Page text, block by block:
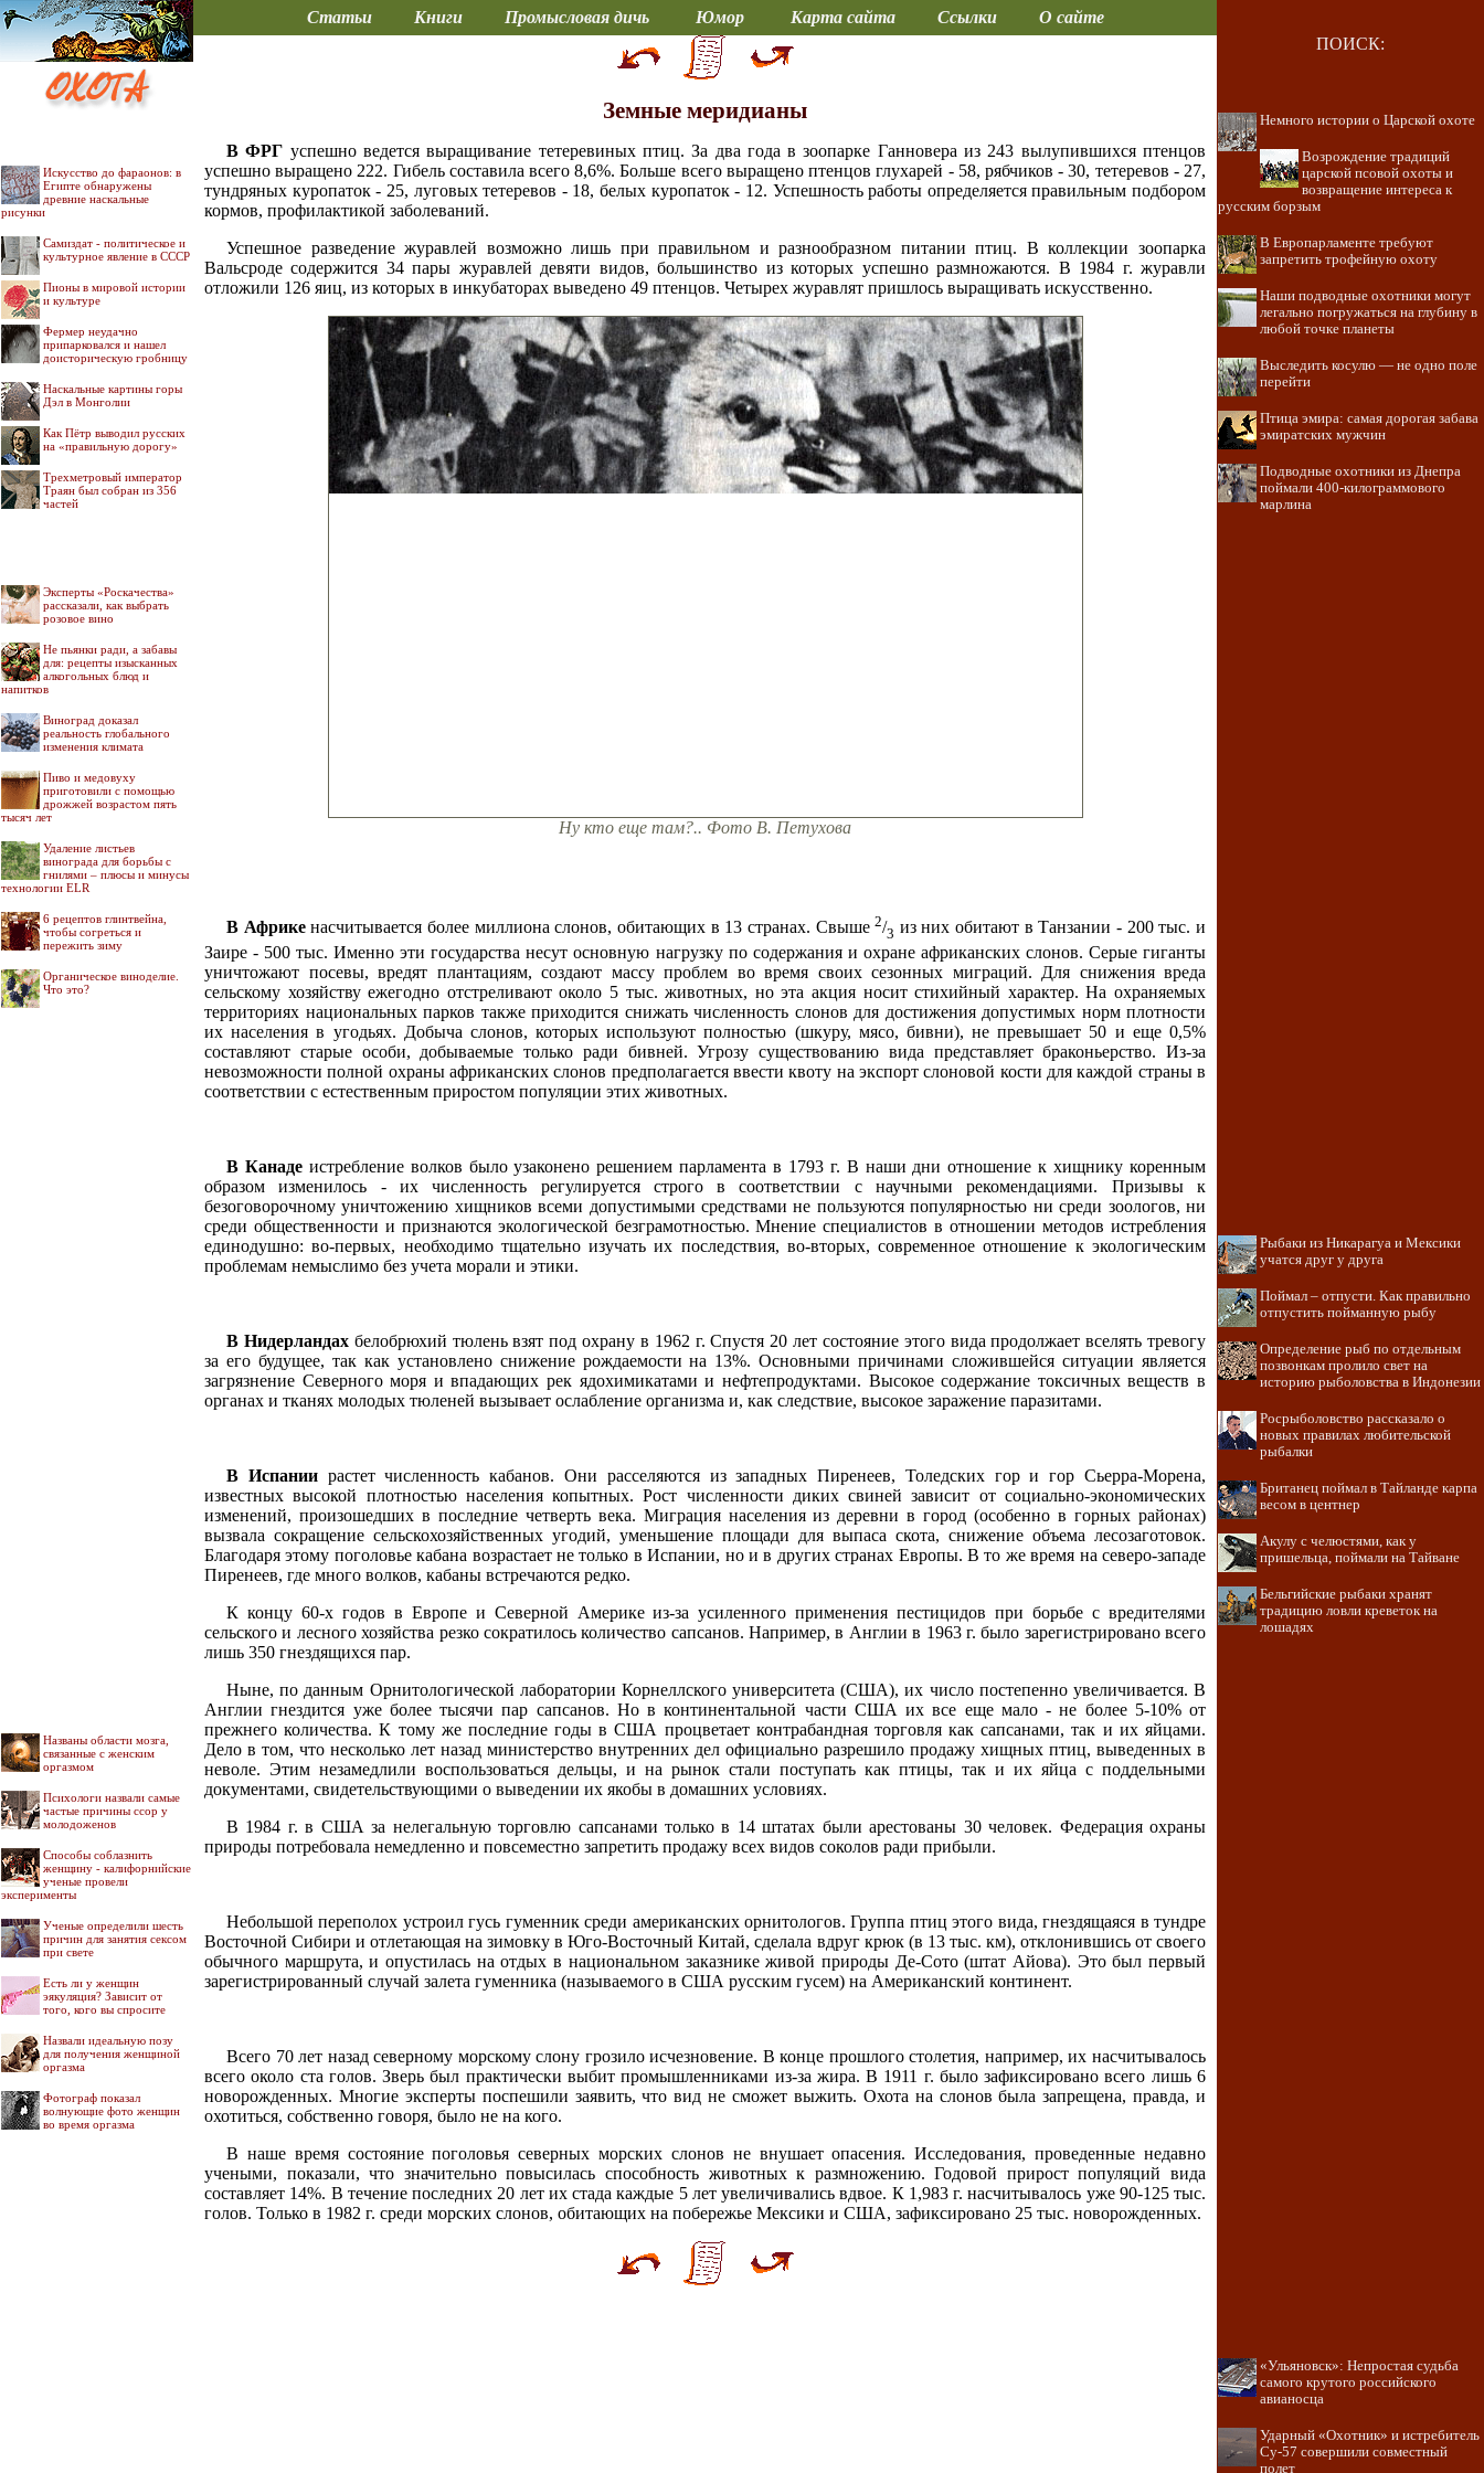
Статьи Книги Промысловая дичь Юмор Карта сайта Ссылки О сайте
Искусство до фараонов: в
Египте обнаружены
древние наскальные
рисунки
Самиздат - политическое и
культурное явление в СССР
Пионы в мировой истории
и культуре
Фермер неудачно
припарковался и нашел
доисторическую гробницу
Наскальные картины горы
Дэл в Монголии
Как Пётр выводил русских
на «правильную дорогу»
Трехметровый император
Траян был собран из 356
частей
Эксперты «Роскачества»
рассказали, как выбрать
розовое вино
Не пьянки ради, а забавы
для: рецепты изысканных
алкогольных блюд и
напитков
Виноград доказал
реальность глобального
изменения климата
Пиво и медовуху
приготовили с помощью
дрожжей возрастом пять
тысяч лет
Удаление листьев
винограда для борьбы с
гнилями – плюсы и минусы
технологии ELR
6 рецептов глинтвейна,
чтобы согреться и
пережить зиму
Органическое виноделие.
Что это?
Названы области мозга,
связанные с женским
оргазмом
Психологи назвали самые
частые причины ссор у
молодоженов
Способы соблазнить
женщину - калифорнийские
ученые провели
эксперименты
Ученые определили шесть
причин для занятия сексом
при свете
Есть ли у женщин
эякуляция? Зависит от
того, кого вы спросите
Назвали идеальную позу
для получения женщиной
оргазма
Фотограф показал
волнующие фото женщин
во время оргазма
Земные меридианы
В ФРГ успешно ведется выращивание тетеревиных птиц. За два года в зоопарке Ганновера из 243 вылупившихся птенцов
успешно выращено 222. Гибель составила всего 8,6%. Больше всего выращено птенцов глухарей - 58, рябчиков - 30, тетеревов - 27,
тундряных куропаток - 25, луговых тетеревов - 18, белых куропаток - 12. Успешность работы определяется правильным подбором
кормов, профилактикой заболеваний.
Успешное разведение журавлей возможно лишь при правильном и разнообразном питании птиц. В коллекции зоопарка
Вальсроде содержится 34 пары журавлей девяти видов, большинство из которых успешно размножаются. В 1984 г. журавли
отложили 126 яиц, из которых в инкубаторах выведено 49 птенцов. Четырех журавлят пришлось выращивать искусственно.
Ну кто еще там?.. Фото В. Петухова
В Африкенасчитывается более миллиона слонов, обитающих в 13 странах. Свыше2/3 из них обитают в Танзании - 200 тыс. и
Заире - 500 тыс. Именно эти государства несут основную нагрузку по содержания и охране африканских слонов. Серые гиганты
уничтожают посевы, вредят плантациям, создают массу проблем во время своих сезонных миграций. Для снижения вреда
сельскому хозяйству ежегодно отстреливают около 5 тыс. животных, но эта акция носит стихийный характер. На охраняемых
территориях национальных парков также приходится снижать численность слонов для достижения допустимых норм плотности
их населения в угодьях. Добыча слонов, которых используют полностью (шкуру, мясо, бивни), не превышает 50 и еще 0,5%
составляют старые особи, добываемые только ради бивней. Угрозу существованию вида представляет браконьерство. Из-за
невозможности полной охраны африканских слонов предполагается ввести квоту на экспорт слоновой кости для каждой страны в
соответствии с естественным приростом популяции этих животных.
В Канадеистребление волков было узаконено решением парламента в 1793 г. В наши дни отношение к хищнику коренным
образом изменилось - их численность регулируется строго в соответствии с научными рекомендациями. Призывы к
безоговорочному уничтожению хищников всеми допустимыми средствами не пользуются популярностью ни среди зоологов, ни
среди общественности и признаются экологической безграмотностью. Мнение специалистов в отношении методов истребления
единодушно: во-первых, необходимо тщательно изучать их последствия, во-вторых, современное отношение к экологическим
проблемам немыслимо без учета морали и этики.
В Нидерландахбелобрюхий тюлень взят под охрану в 1962 г. Спустя 20 лет состояние этого вида продолжает вселять тревогу
за его будущее, так как установлено снижение рождаемости на 13%. Основными причинами сложившейся ситуации является
загрязнение Северного моря и впадающих рек ядохимикатами и нефтепродуктами. Высокое содержание токсичных веществ в
органах и тканях молодых тюленей вызывает ослабление организма и, как следствие, высокое заражение паразитами.
В Испаниирастет численность кабанов. Они расселяются из западных Пиренеев, Толедских гор и гор Сьерра-Морена,
известных высокой плотностью населения копытных. Рост численности диких свиней зависит от социально-экономических
изменений, произошедших в последние четверть века. Миграция населения из деревни в город (особенно в горных районах)
вызвала сокращение сельскохозяйственных угодий, уменьшение площади для выпаса скота, снижение объема лесозаготовок.
Благодаря этому поголовье кабана возрастает не только в Испании, но и в других странах Европы. В то же время на северо-западе
Пиренеев, где много волков, кабаны встречаются редко.
К концу 60-х годов в Европе и Северной Америке из-за усиленного применения пестицидов при борьбе с вредителями
сельского и лесного хозяйства резко сократилось количество сапсанов. Например, в Англии в 1963 г. было зарегистрировано всего
лишь 350 гнездящихся пар.
Ныне, по данным Орнитологической лаборатории Корнеллского университета (США), их число постепенно увеличивается. В
Англии гнездится уже более тысячи пар сапсанов. Но в континентальной части США их все еще мало - не более 5-10% от
прежнего количества. К тому же последние годы в США процветает контрабандная торговля как сапсанами, так и их яйцами.
Дело в том, что несколько лет назад министерство внутренних дел официально разрешило продажу хищных птиц, выведенных в
неволе. Этим незамедлили воспользоваться дельцы, и на рынок стали поступать как птицы, так и их яйца с поддельными
документами, свидетельствующими о выведении их якобы в домашних условиях.
В 1984 г. в США за нелегальную торговлю сапсанами только в 14 штатах были арестованы 30 человек. Федерация охраны
природы потребовала немедленно и повсеместно запретить продажу всех видов соколов ради прибыли.
Небольшой переполох устроил гусь гуменник среди американских орнитологов. Группа птиц этого вида, гнездящаяся в тундре
Восточной Сибири и отлетающая на зимовку в Юго-Восточный Китай, сделала вдруг крюк (в 13 тыс. км), отклонившись от своего
обычного маршрута, и опустилась на отдых в национальном заказнике живой природы Де-Сото (штат Айова). Это был первый
зарегистрированный случай залета гуменника (называемого в США русским гусем) на Американский континент.
Всего 70 лет назад северному морскому слону грозило исчезновение. В конце прошлого столетия, например, их насчитывалось
всего около ста голов. Зверь был практически выбит промышленниками из-за жира. В 1911 г. было зафиксировано всего лишь 6
новорожденных. Многие эксперты поспешили заявить, что вид не сможет выжить. Охота на слонов была запрещена, правда, и
охотиться, собственно говоря, было не на кого.
В наше время состояние поголовья северных морских слонов не внушает опасения. Исследования, проведенные недавно
учеными, показали, что значительно повысилась способность животных к размножению. Годовой прирост популяций вида
составляет 14%. В течение последних 20 лет их стада каждые 5 лет увеличивались вдвое. К 1,983 г. насчитывалось уже 90-125 тыс.
голов. Только в 1982 г. среди морских слонов, обитающих на побережье Мексики и США, зафиксировано 25 тыс. новорожденных.
ПОИСК:
Немного истории о Царской охоте
Возрождение традиций
царской псовой охоты и
возвращение интереса к
русским борзым
В Европарламенте требуют
запретить трофейную охоту
Наши подводные охотники могут
легально погружаться на глубину в
любой точке планеты
Выследить косулю — не одно поле
перейти
Птица эмира: самая дорогая забава
эмиратских мужчин
Подводные охотники из Днепра
поймали 400-килограммового
марлина
Рыбаки из Никарагуа и Мексики
учатся друг у друга
Поймал – отпусти. Как правильно
отпустить пойманную рыбу
Определение рыб по отдельным
позвонкам пролило свет на
историю рыболовства в Индонезии
Росрыболовство рассказало о
новых правилах любительской
рыбалки
Британец поймал в Тайланде карпа
весом в центнер
Акулу с челюстями, как у
пришельца, поймали на Тайване
Бельгийские рыбаки хранят
традицию ловли креветок на
лошадях
«Ульяновск»: Непростая судьба
самого крутого российского
авианосца
Ударный «Охотник» и истребитель
Су-57 совершили совместный
полет